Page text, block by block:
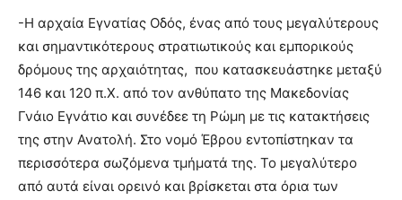
-Η αρχαία Εγνατίας Οδός, ένας από τους μεγαλύτερους
και σημαντικότερους στρατιωτικούς και εμπορικούς
δρόμους της αρχαιότητας, που κατασκευάστηκε μεταξύ
146 και 120 π.Χ. από τον ανθύπατο της Μακεδονίας
Γνάιο Εγνάτιο και συνέδεε τη Ρώμη με τις κατακτήσεις
της στην Ανατολή. Στο νομό Έβρου εντοπίστηκαν τα
περισσότερα σωζόμενα τμήματά της. Το μεγαλύτερο
από αυτά είναι ορεινό και βρίσκεται στα όρια των